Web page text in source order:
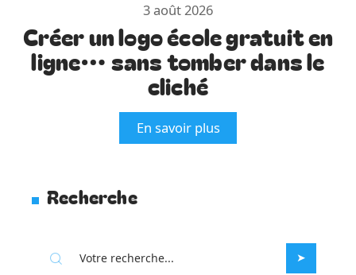
3 août 2026
Créer un logo école gratuit en
ligne… sans tomber dans le
cliché
En savoir plus
Recherche